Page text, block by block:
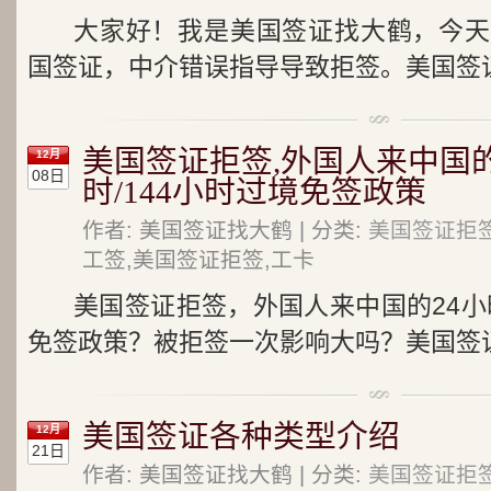
大家好！我是美国签证找大鹤，今
国签证，中介错误指导导致拒签。美国
12月
08日
美国签证拒签,外国人来中国
时/144小时过境免签政策
作者: 美国签证找大鹤 | 分类: 美国签证拒
工签,美国签证拒签,工卡
美国签证拒签，外国人来中国的24
免签政策？被拒签一次影响大吗？美国
12月
21日 美国签证各种类型介绍
作者: 美国签证找大鹤 | 分类: 美国签证拒